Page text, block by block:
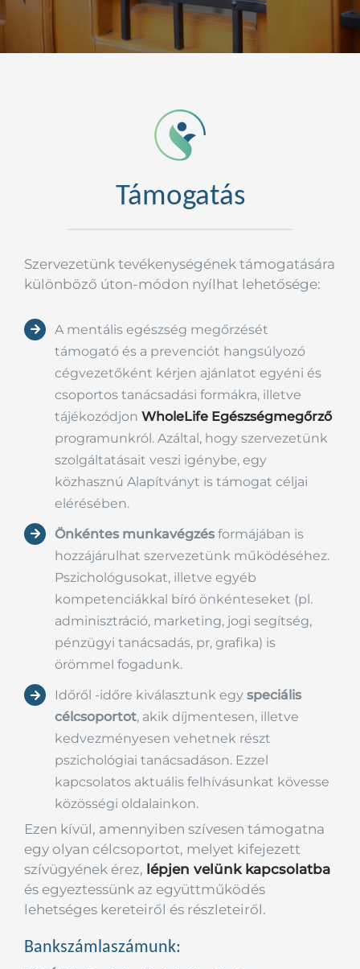
Kapcsolat
Támogatás
Szervezetünk tevékenységének támogatására
különböző úton-módon nyílhat lehetősége:
A mentális egészség megőrzését
támogató és a prevenciót hangsúlyozó
cégvezetőként kérjen ajánlatot egyéni és
csoportos tanácsadási formákra, illetve
tájékozódjonWholeLife Egészségmegőrző
programunkról. Azáltal, hogy szervezetünk
szolgáltatásait veszi igénybe, egy
közhasznú Alapítványt is támogat céljai
elérésében.
Önkéntes munkavégzés formájában is
hozzájárulhat szervezetünk működéséhez.
Pszichológusokat, illetve egyéb
kompetenciákkal bíró önkénteseket (pl.
adminisztráció, marketing, jogi segítség,
pénzügyi tanácsadás, pr, grafika) is
örömmel fogadunk.
Időről -időre kiválasztunk egyspeciális
célcsoportot, akik díjmentesen, illetve
kedvezményesen vehetnek részt
pszichológiai tanácsadáson. Ezzel
kapcsolatos aktuális felhívásunkat kövesse
közösségi oldalainkon.
Ezen kívül, amennyiben szívesen támogatna
egy olyan célcsoportot, melyet kifejezett
szívügyének érez, lépjen velünk kapcsolatba
és egyeztessünk az együttműködés
lehetséges kereteiről és részleteiről.
Bankszámlaszámunk: